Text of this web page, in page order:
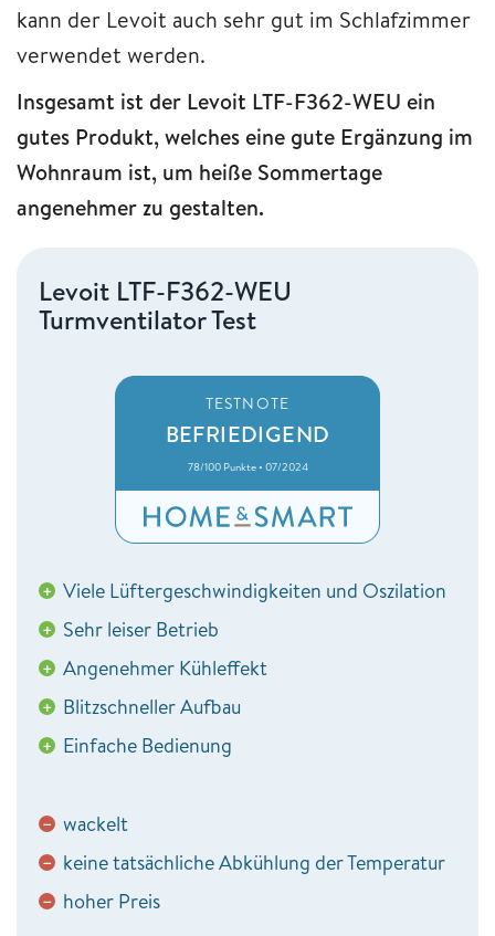
kann der Levoit auch sehr gut im Schlafzimmer
verwendet werden.
Insgesamt ist der Levoit LTF-F362-WEU ein
gutes Produkt, welches eine gute Ergänzung im
Wohnraum ist, um heiße Sommertage
angenehmer zu gestalten.
Levoit LTF-F362-WEU
Turmventilator Test
TESTNOTE
BEFRIEDIGEND
78/100 Punkte • 07/2024
+ Viele Lüftergeschwindigkeiten und Oszilation
+ Sehr leiser Betrieb
+ Angenehmer Kühleffekt
+ Blitzschneller Aufbau
+ Einfache Bedienung
− wackelt
− keine tatsächliche Abkühlung der Temperatur
− hoher Preis